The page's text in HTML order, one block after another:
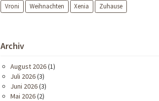
Vroni
Weihnachten Xenia Zuhause
Archiv
August 2026(1)
Juli 2026(3)
Juni 2026(3)
Mai 2026(2)